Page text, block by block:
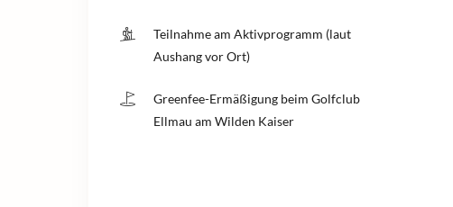
Teilnahme am Aktivprogramm (laut
Aushang vor Ort)
Greenfee-Ermäßigung beim Golfclub
Ellmau am Wilden Kaiser